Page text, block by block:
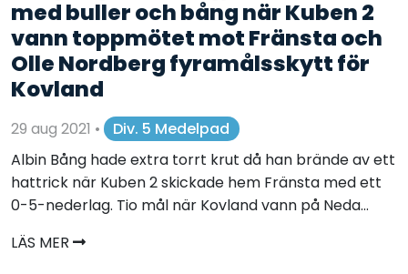
med buller och bång när Kuben 2
vann toppmötet mot Fränsta och
Olle Nordberg fyramålsskytt för
Kovland
29 aug 2021 •
Div. 5 Medelpad
Albin Bång hade extra torrt krut då han brände av ett
hattrick när Kuben 2 skickade hem Fränsta med ett
0-5-nederlag. Tio mål när Kovland vann på Neda...
LÄS MER